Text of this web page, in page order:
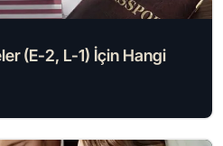
(E-2, L-1) İçin Hangi